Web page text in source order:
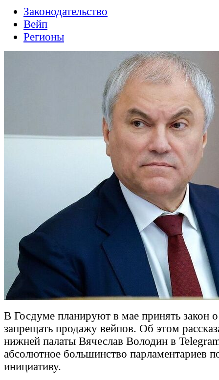
Законодательство
Вейп
Регионы
В Госдуме планируют в мае принять закон
запрещать продажу вейпов. Об этом
нижней палаты Вячеслав Володин в
абсолютное большинство парламентариев
инициативу.